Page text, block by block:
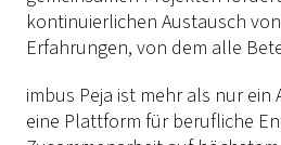
kontinuierlichen Austausch
Erfahrungen, von dem alle
imbus Peja ist mehr als nur ein
eine Plattform für berufliche